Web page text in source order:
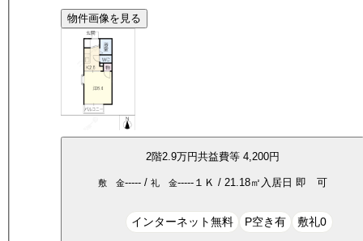
物件画像を見る
2階2.9万円共益費等4,200円
敷 金----- /礼 金----- １Ｋ / 21.18㎡ 入居日 即 可
インターネット無料 P空き有 敷礼0